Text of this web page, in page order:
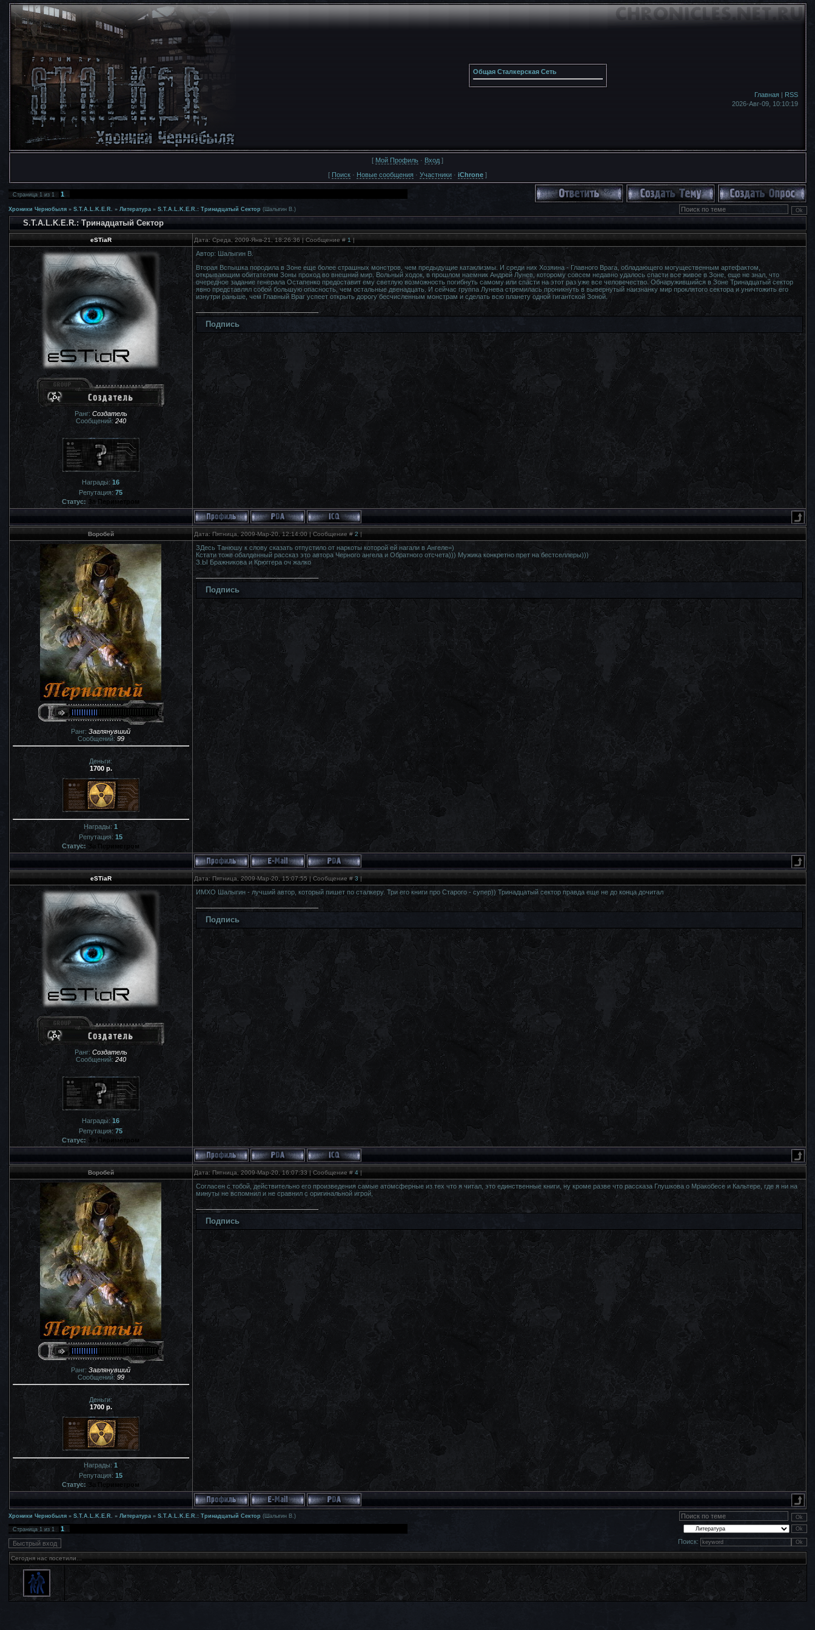
Общая Сталкерская Сеть
Главная| RSS
2026-Авг-09, 10:10:20
[ Мой Профиль · Вход ]
[ Поиск · Новые сообщения · Участники · iChrone ]
Страница1из1 1
Хроники Чернобыля » S.T.A.L.K.E.R. » Литература » S.T.A.L.K.E.R.: Тринадцатый Сектор (Шалыгин В.)
S.T.A.L.K.E.R.: Тринадцатый Сектор
eSTiaR Дата: Среда, 2009-Янв-21, 18:26:36 | Сообщение # 1 |
Ранг: Создатель
Сообщений: 240
Награды: 16
Репутация:75
Статус:За Периметром
Автор: Шалыгин В.
Вторая Вспышка породила в Зоне еще более страшных монстров, чем предыдущие катаклизмы. И среди них Хозяина - Главного Врага, обладающего могущественным артефактом,
открывающим обитателям Зоны проход во внешний мир. Вольный ходок, в прошлом наемник Андрей Лунев, которому совсем недавно удалось спасти все живое в Зоне, еще не знал, что
очередное задание генерала Остапенко предоставит ему светлую возможность погибнуть самому или спасти на этот раз уже все человечество. Обнаружившийся в Зоне Тринадцатый сектор
явно представлял собой большую опасность, чем остальные двенадцать. И сейчас группа Лунева стремилась проникнуть в вывернутый наизнанку мир проклятого сектора и уничтожить его
изнутри раньше, чем Главный Враг успеет открыть дорогу бесчисленным монстрам и сделать всю планету одной гигантской Зоной.
Подпись
Воробей Дата: Пятница, 2009-Мар-20, 12:14:00 | Сообщение # 2 |
Ранг:Заглянувший
Сообщений:99
Деньги:
1700 р.
Награды:1
Репутация:15
Статус: За Периметром
ЗДесь Танюшу к слову сказать отпустило от наркоты которой ей нагали в Ангеле=)
Кстати тоже обалденный рассказ это автора Черного ангела и Обратного отсчета))) Мужика конкретно прет на бестселлеры)))
З.Ы Бражникова и Крюггера оч жалко
Подпись
eSTiaR Дата: Пятница, 2009-Мар-20, 15:07:55 | Сообщение # 3 |
Ранг: Создатель
Сообщений: 240
Награды: 16
Репутация:75
Статус:За Периметром
ИМХО Шалыгин - лучший автор, который пишет по сталкеру. Три его книги про Старого - супер)) Тринадцатый сектор правда еще не до конца дочитал
Подпись
Воробей Дата: Пятница, 2009-Мар-20, 16:07:33 | Сообщение # 4|
Ранг:Заглянувший
Сообщений:99
Деньги:
1700 р.
Награды:1
Репутация:15
Статус: За Периметром
Согласен с тобой, действительно его произведения самые атомсферные из тех что я читал, это единственные книги, ну кроме разве что рассказа Глушкова о Мракобесе и Кальтере, где я ни на
минуты не вспомнил и не сравнил с оригинальной игрой,
Подпись
Хроники Чернобыля » S.T.A.L.K.E.R. » Литература » S.T.A.L.K.E.R.: Тринадцатый Сектор (Шалыгин В.)
Страница1из1
1
Поиск:
Сегодня нас посетили...